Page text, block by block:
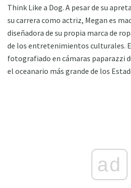
Think Like a Dog. A pesar de su
su carrera como actriz, Megan es
diseñadora de su propia marca de
de los entretenimientos culturales.
fotografiado en cámaras paparazzi
el oceanario más grande de los
ad